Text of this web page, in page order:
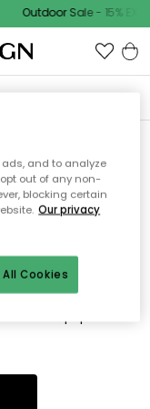
Outdoor Sale - 15%
du
eller att den har
ovan kan du
av våra populära
and to analyze
out of any non-
blocking certain
Our privacy
Cookies